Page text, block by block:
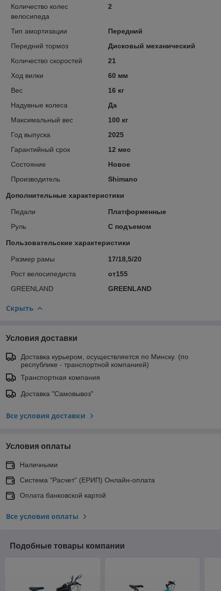
Количество колес
велосипеда
2
Тип амортизации
Передний
Передний тормоз
Дисковый механический
Количество скоростей
21
Ход вилки
60 мм
Вес
16 кг
Надувные колеса
Да
Максимальный вес
100 кг
Год выпуска
2025
Гарантийный срок
12 мес
Состояние
Новое
Производитель
Shimano
Дополнительные характеристики
Педали
Платформенные
Руль
С подъемом
Пользовательские характеристики
Размер рамы
17/18,5/20
Рост велосипедиста
от155
GREENLAND
GREENLAND
Скрыть
Условия доставки
Доставка курьером, осуществляется по Минску. (по
республике - транспортной компанией)
Транспортная компания
Доставка "Самовывоз"
Все условия доставки
Условия оплаты
Наличными
Система "Расчет" (ЕРИП) Онлайн-оплата
Оплата банковской картой
Все условия оплаты
Подобные товары компании